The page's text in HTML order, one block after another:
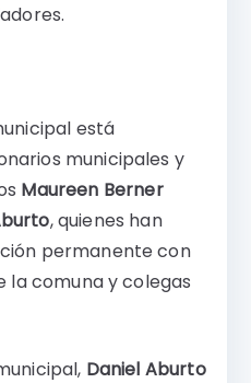
está
municipales y
Maureen Berner
, quienes han
permanente con
la comuna y colegas
Daniel Aburto